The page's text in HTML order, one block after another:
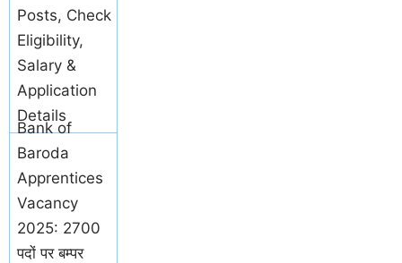
Posts, Check
Eligibility,
Salary &
Application
Details
Bank of
Baroda
Apprentices
Vacancy
2025: 2700
पदों पर बम्पर